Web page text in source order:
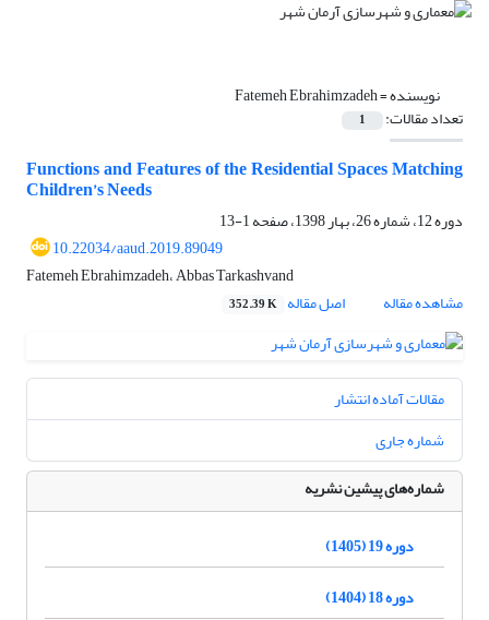
نویسنده =Fatemeh Ebrahimzadeh
تعداد مقالات: 1
Functions and Features of the Residential Spaces Matching
Children’s Needs
دوره 12، شماره 26، بهار 1398، صفحه
1-13
10.22034/aaud.2019.89049
Fatemeh Ebrahimzadeh، Abbas Tarkashvand
مشاهده مقاله
اصل مقاله 352.39 K
مقالات آماده انتشار
شماره جاری
شماره‌های پیشین نشریه
دوره 19 (1405)
دوره 18 (1404)